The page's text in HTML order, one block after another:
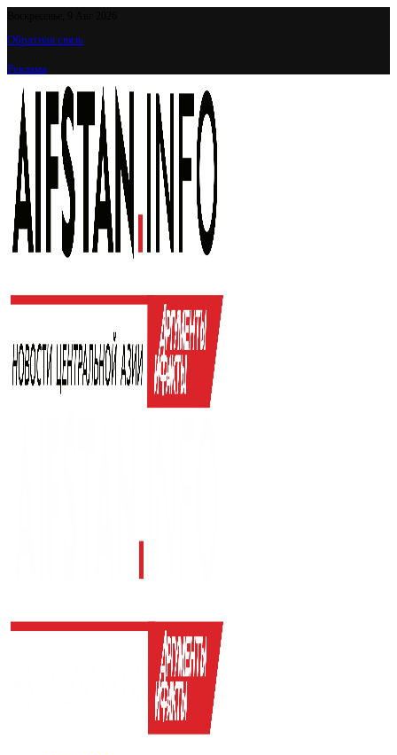
Обратная связь
Реклама